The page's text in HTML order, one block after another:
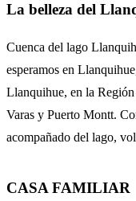
La belleza del
Cuenca del lago
esperamos en
Llanquihue, en la
Varas y Puerto Montt.
acompañado del lago,
CASA FAMILIAR